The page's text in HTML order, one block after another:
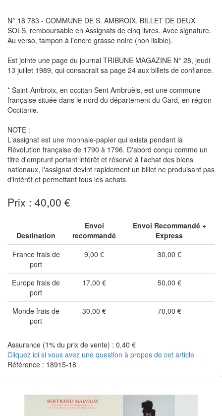
N° 18 783 - COMMUNE DE S. AMBROIX. BILLET DE DEUX
SOLS, remboursable en Assignats de cinq livres. Avec signature.
Au verso, tampon à l'encre grasse noire (non lisible).
Est jointe une page du journal TRIBUNE MAGAZINE N° 28, jeudi
13 juillet 1989, qui consacrait sa page 24 aux billets de confiance.
* Saint-Ambroix, en occitan Sent Ambruèis, est une commune
française située dans le nord du département du Gard, en région
Occitanie.
NOTE :
L'assignat est une monnaie-papier qui exista pendant la
Révolution française de 1790 à 1796. D'abord conçu comme un
titre d'emprunt portant intérêt et réservé à l'achat des biens
nationaux, l'assignat devint rapidement un billet ne produisant pas
d'intérêt et permettant tous les achats.
Prix : 40,00 €
Destination
Envoi
recommandé
Envoi Recommandé +
Express
France frais de
port
9,00 € 30,00 €
Europe frais de
port
17,00 € 50,00 €
Monde frais de
port
30,00 € 70,00 €
Assurance (1% du prix de vente) : 0,40 €
Cliquez ici si vous avez une question à propos de cet article
Référence : 18915-18